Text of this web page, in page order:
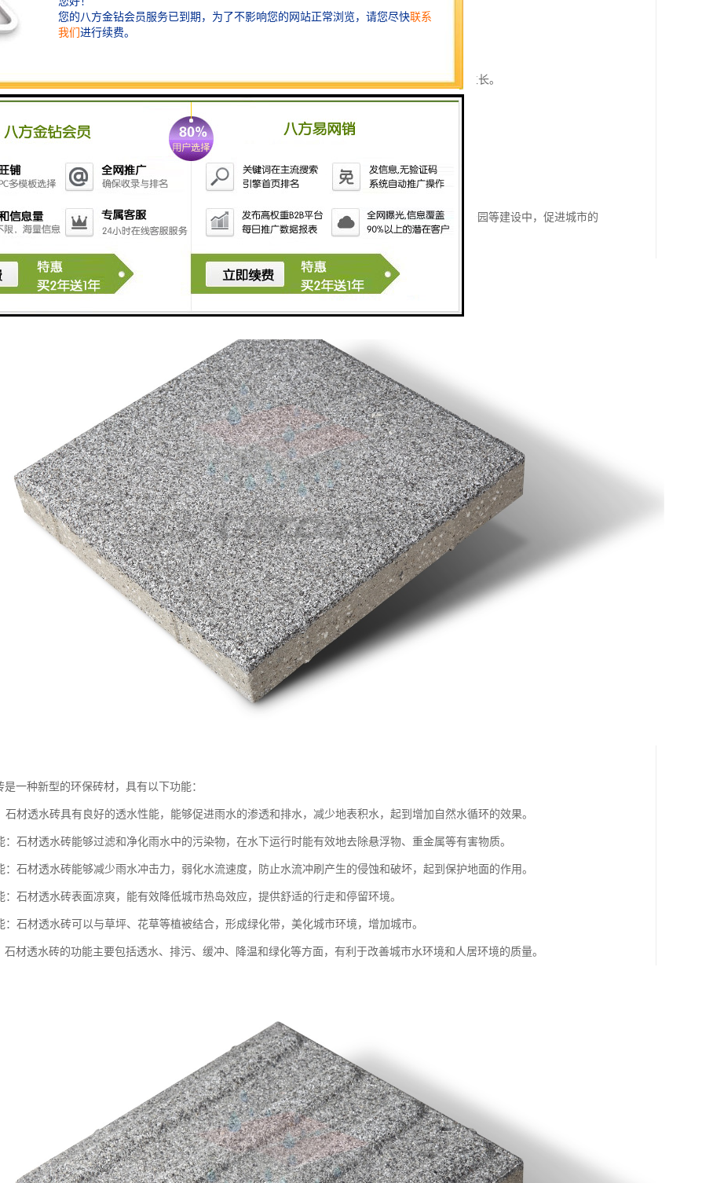
是一种新型的绿色、环保的建筑材料，具备以下特点：
透水砖在材料结构上保证了良好的透气性能，可以增加土壤空气和水分的交换，有利于地下植物生长。
透水砖表面采用耐磨料制作，能够承受车辆和人员的长时间踩踏，不易磨损。
石材透水砖可以根据个人需求选择不同颜色和纹理，具有的观赏性，能够提升环境的美观度。
透水砖采用石材、水泥等材料制作，、，对环境造成污染。
透水砖具有透水、透气、抗冻融、耐磨损、美观和环保等特点，被广泛应用于城市道路、广场、公园等建设中，促进城市的
是一种新型的环保砖材，具有以下功能：
石材透水砖具有良好的透水性能，能够促进雨水的渗透和排水，减少地表积水，起到增加自然水循环的效果。
：石材透水砖能够过滤和净化雨水中的污染物，在水下运行时能有效地去除悬浮物、重金属等有害物质。
：石材透水砖能够减少雨水冲击力，弱化水流速度，防止水流冲刷产生的侵蚀和破坏，起到保护地面的作用。
：石材透水砖表面凉爽，能有效降低城市热岛效应，提供舒适的行走和停留环境。
：石材透水砖可以与草坪、花草等植被结合，形成绿化带，美化城市环境，增加城市。
石材透水砖的功能主要包括透水、排污、缓冲、降温和绿化等方面，有利于改善城市水环境和人居环境的质量。